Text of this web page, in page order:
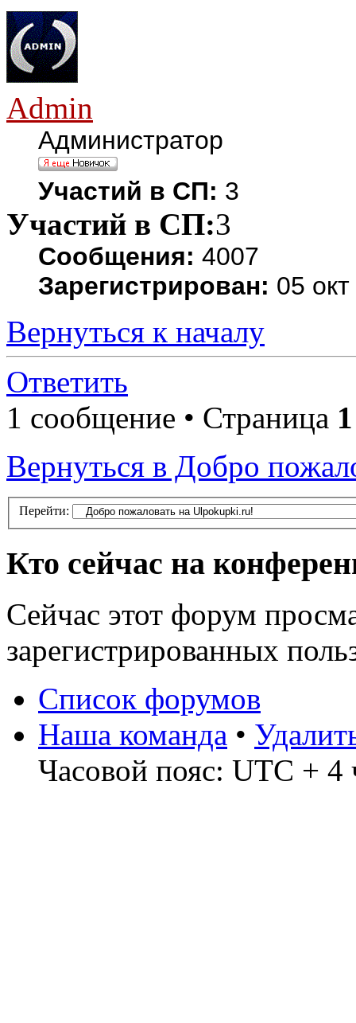
Admin
Администратор
Участий в СП: 3
Участий в СП:3
Сообщения: 4007
Зарегистрирован: 05
Вернуться к началу
Ответить
1 сообщение • Страница 1
Вернуться в Добро
Перейти:
Кто сейчас на
Сейчас этот форум
зарегистрированных
Список форумов
Наша команда •
Часовой пояс: UTC + 4